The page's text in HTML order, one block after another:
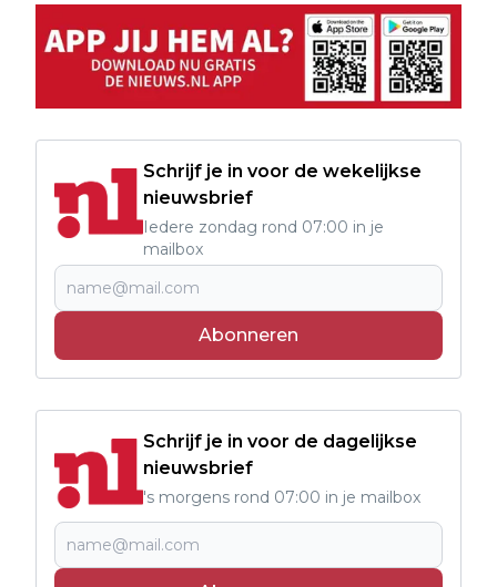
Schrijf je in voor de wekelijkse
nieuwsbrief
Iedere zondag rond 07:00 in je
mailbox
Abonneren
Schrijf je in voor de dagelijkse
nieuwsbrief
's morgens rond 07:00 in je mailbox